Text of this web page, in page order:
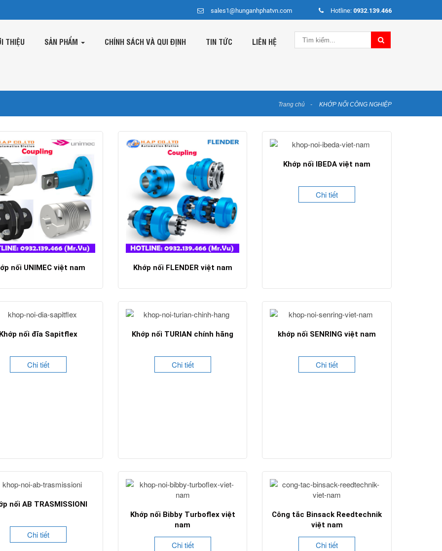
sales1@hunganhphatvn.com Hotline: 0932.139.466
THIỆU SẢN PHẨM CHÍNH SÁCH VÀ QUI ĐỊNH TIN TỨC LIÊN HỆ
Trang chủ KHỚP NỐI CÔNG NGHIỆP
nối UNIMEC việt nam Khớp nối FLENDER việt nam
Khớp nối IBEDA việt nam
Chi tiết
nối đĩa Sapitflex
Chi tiết
Khớp nối TURIAN chính hãng
Chi tiết
khớp nối SENRING việt nam
Chi tiết
nối AB TRASMISSIONI
Chi tiết
Khớp nối Bibby Turboflex việt
nam
Chi tiết
Công tắc Binsack Reedtechnik
việt nam
Chi tiết